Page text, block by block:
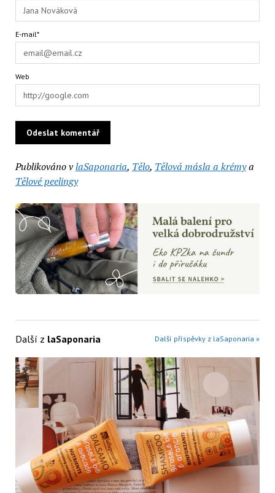
E-mail*
Web
Publikováno vlaSaponaria, Tělo, Tělová másla a krémya
Tělové peelingy
Další z laSaponaria Další příspěvky z laSaponaria »